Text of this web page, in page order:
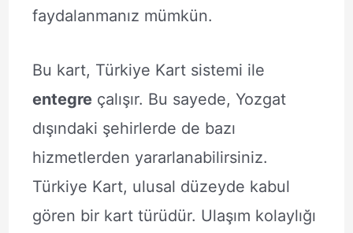
faydalanmanız mümkün.
Bu kart, Türkiye Kart sistemi ile
entegreçalışır. Bu sayede, Yozgat
dışındaki şehirlerde de bazı
hizmetlerden yararlanabilirsiniz.
Türkiye Kart, ulusal düzeyde kabul
gören bir kart türüdür. Ulaşım kolaylığı